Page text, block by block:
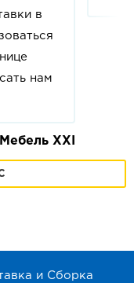
в
нам
Мебель XXI
и Сборка